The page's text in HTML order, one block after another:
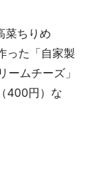
菜ちりめ
った「自家製
ムチーズ」
400円）な